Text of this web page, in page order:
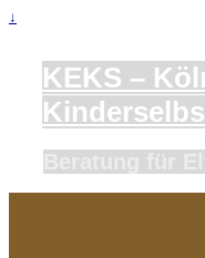
↓
KEKS –